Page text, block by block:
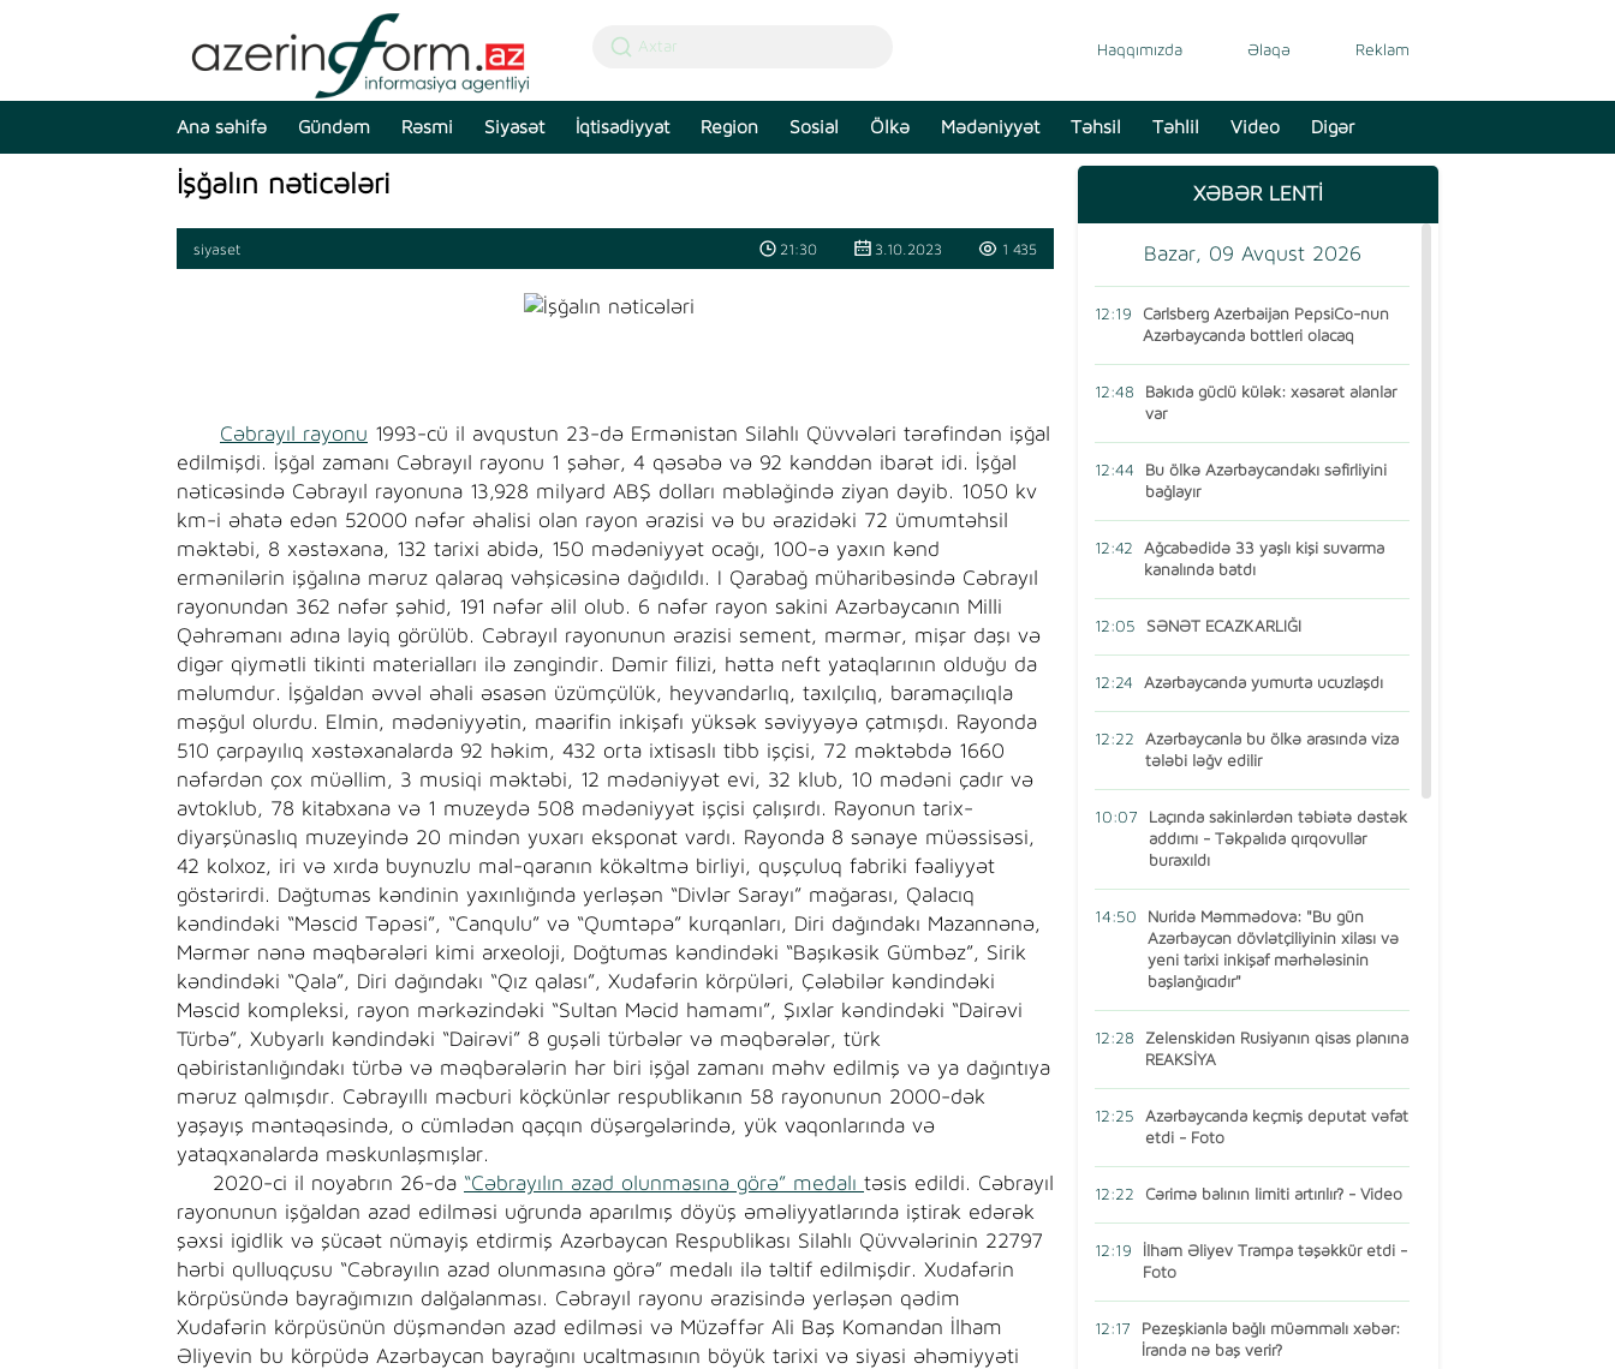
Haqqımızda Əlaqə Reklam
Ana səhifə Gündəm Rəsmi Siyasət İqtisadiyyat Region Sosial Ölkə Mədəniyyət Təhsil Təhlil Video Digər
İşğalın nəticələri
siyaset 21:30 3.10.2023 1 435
Cəbrayıl rayonu 1993-cü il avqustun 23-də Ermənistan Silahlı Qüvvələri tərəfindən işğal
edilmişdi. İşğal zamanı Cəbrayıl rayonu 1 şəhər, 4 qəsəbə və 92 kənddən ibarət idi. İşğal
nəticəsində Cəbrayıl rayonuna 13,928 milyard ABŞ dolları məbləğində ziyan dəyib. 1050 kv
km-i əhatə edən 52000 nəfər əhalisi olan rayon ərazisi və bu ərazidəki 72 ümumtəhsil
məktəbi, 8 xəstəxana, 132 tarixi abidə, 150 mədəniyyət ocağı, 100-ə yaxın kənd
ermənilərin işğalına məruz qalaraq vəhşicəsinə dağıdıldı. I Qarabağ müharibəsində Cəbrayıl
rayonundan 362 nəfər şəhid, 191 nəfər əlil olub. 6 nəfər rayon sakini Azərbaycanın Milli
Qəhrəmanı adına layiq görülüb. Cəbrayıl rayonunun ərazisi sement, mərmər, mişar daşı və
digər qiymətli tikinti materialları ilə zəngindir. Dəmir filizi, hətta neft yataqlarının olduğu da
məlumdur. İşğaldan əvvəl əhali əsasən üzümçülük, heyvandarlıq, taxılçılıq, baramaçılıqla
məşğul olurdu. Elmin, mədəniyyətin, maarifin inkişafı yüksək səviyyəyə çatmışdı. Rayonda
510 çarpayılıq xəstəxanalarda 92 həkim, 432 orta ixtisaslı tibb işçisi, 72 məktəbdə 1660
nəfərdən çox müəllim, 3 musiqi məktəbi, 12 mədəniyyət evi, 32 klub, 10 mədəni çadır və
avtoklub, 78 kitabxana və 1 muzeydə 508 mədəniyyət işçisi çalışırdı. Rayonun tarix-
diyarşünaslıq muzeyində 20 mindən yuxarı eksponat vardı. Rayonda 8 sənaye müəssisəsi,
42 kolxoz, iri və xırda buynuzlu mal-qaranın kökəltmə birliyi, quşçuluq fabriki fəaliyyət
göstərirdi. Dağtumas kəndinin yaxınlığında yerləşən “Divlər Sarayı” mağarası, Qalacıq
kəndindəki “Məscid Təpəsi”, “Canqulu” və “Qumtəpə” kurqanları, Diri dağındakı Mazannənə,
Mərmər nənə məqbərələri kimi arxeoloji, Doğtumas kəndindəki “Başıkəsik Gümbəz”, Sirik
kəndindəki “Qala”, Diri dağındakı “Qız qalası”, Xudafərin körpüləri, Çələbilər kəndindəki
Məscid kompleksi, rayon mərkəzindəki “Sultan Məcid hamamı”, Şıxlar kəndindəki “Dairəvi
Türbə”, Xubyarlı kəndindəki “Dairəvi” 8 guşəli türbələr və məqbərələr, türk
qəbiristanlığındakı türbə və məqbərələrin hər biri işğal zamanı məhv edilmiş və ya dağıntıya
məruz qalmışdır. Cəbrayıllı məcburi köçkünlər respublikanın 58 rayonunun 2000-dək
yaşayış məntəqəsində, o cümlədən qaçqın düşərgələrində, yük vaqonlarında və
yataqxanalarda məskunlaşmışlar.
2020-ci il noyabrın 26-da “Cəbrayılın azad olunmasına görə” medalı təsis edildi. Cəbrayıl
rayonunun işğaldan azad edilməsi uğrunda aparılmış döyüş əməliyyatlarında iştirak edərək
şəxsi igidlik və şücaət nümayiş etdirmiş Azərbaycan Respublikası Silahlı Qüvvələrinin 22797
hərbi qulluqçusu “Cəbrayılın azad olunmasına görə” medalı ilə təltif edilmişdir. Xudafərin
körpüsündə bayrağımızın dalğalanması. Cəbrayıl rayonu ərazisində yerləşən qədim
Xudafərin körpüsünün düşməndən azad edilməsi və Müzəffər Ali Baş Komandan İlham
Əliyevin bu körpüdə Azərbaycan bayrağını ucaltmasının böyük tarixi və siyasi əhəmiyyəti
XƏBƏR LENTİ
Bazar, 09 Avqust 2026
12:19
Carlsberg Azerbaijan PepsiCo-nun
Azərbaycanda bottleri olacaq
12:48
Bakıda güclü külək: xəsarət alanlar
var
12:44
Bu ölkə Azərbaycandakı səfirliyini
bağlayır
12:42
Ağcabədidə 33 yaşlı kişi suvarma
kanalında batdı
12:05 SƏNƏT ECAZKARLIĞI
12:24 Azərbaycanda yumurta ucuzlaşdı
12:22
Azərbaycanla bu ölkə arasında viza
tələbi ləğv edilir
10:07
Laçında sakinlərdən təbiətə dəstək
addımı - Təkpalıda qırqovullar
buraxıldı
14:50
Nuridə Məmmədova: "Bu gün
Azərbaycan dövlətçiliyinin xilası və
yeni tarixi inkişaf mərhələsinin
başlanğıcıdır"
12:28
Zelenskidən Rusiyanın qisas planına
REAKSİYA
12:25
Azərbaycanda keçmiş deputat vəfat
etdi - Foto
12:22 Cərimə balının limiti artırılır? - Video
12:19
İlham Əliyev Trampa təşəkkür etdi -
Foto
12:17
Pezeşkianla bağlı müəmmalı xəbər:
İranda nə baş verir?